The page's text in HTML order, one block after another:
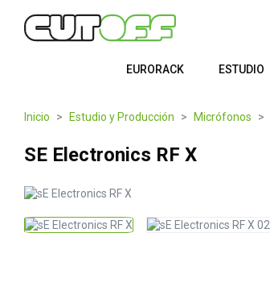
EURORACK ESTUDIO
Inicio Estudio y Producción Micrófonos
SE Electronics RF X